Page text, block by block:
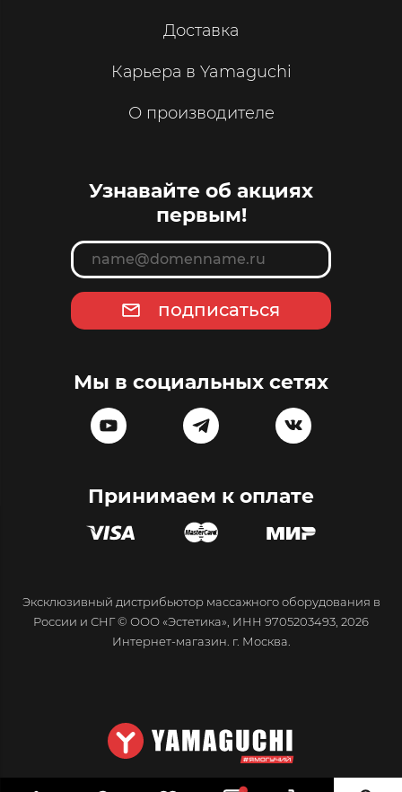
Доставка
Карьера в Yamaguchi
О производителе
Узнавайте об акциях
первым!
подписаться
Мы в социальных сетях
Принимаем к оплате
Эксклюзивный дистрибьютор массажного оборудования в
России и СНГ © ООО «Эстетика», ИНН 9705203493, 2026
Интернет-магазин. г. Москва.